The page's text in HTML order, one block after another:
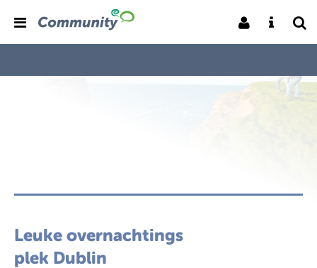
Leuke overnachtings
plek Dublin